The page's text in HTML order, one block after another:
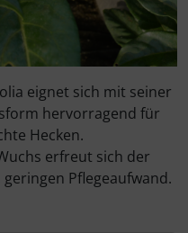
eignet sich mit seiner
hervorragend für
Hecken.
erfreut sich der
Pflegeaufwand.